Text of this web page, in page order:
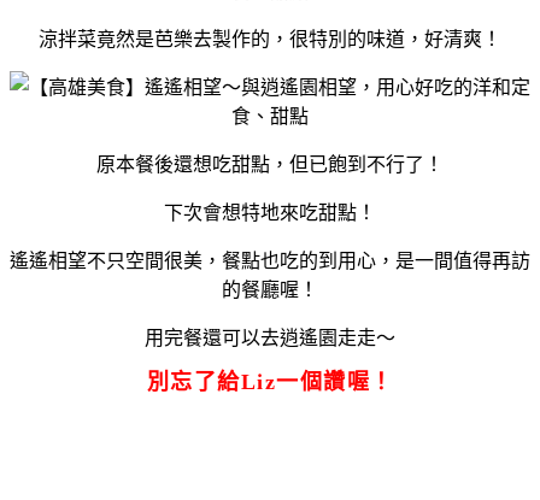
涼拌菜竟然是芭樂去製作的，很特別的味道，好清爽！
原本餐後還想吃甜點，但已飽到不行了！
下次會想特地來吃甜點！
遙遙相望不只空間很美，餐點也吃的到用心，是一間值得再訪
的餐廳喔！
用完餐還可以去逍遙園走走～
別忘了給Liz一個讚喔！